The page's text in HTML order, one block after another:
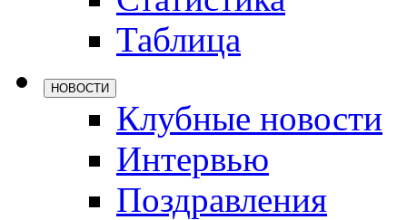
Таблица
НОВОСТИ
Клубные новости
Интервью
Поздравления